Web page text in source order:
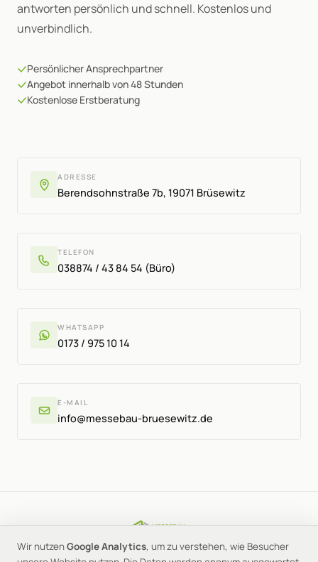
antworten persönlich und schnell. Kostenlos und
unverbindlich.
Persönlicher Ansprechpartner
Angebot innerhalb von 48 Stunden
Kostenlose Erstberatung
ADRESSE
Berendsohnstraße 7b, 19071 Brüsewitz
TELEFON
038874 / 43 84 54 (Büro)
WHATSAPP
0173 / 975 10 14
E-MAIL
info@messebau-bruesewitz.de
© 2026 Messebau Brüsewitz · Berendsohnstraße 7b · 19071
Brüsewitz
Wir nutzenGoogle Analytics, um zu verstehen, wie Besucher